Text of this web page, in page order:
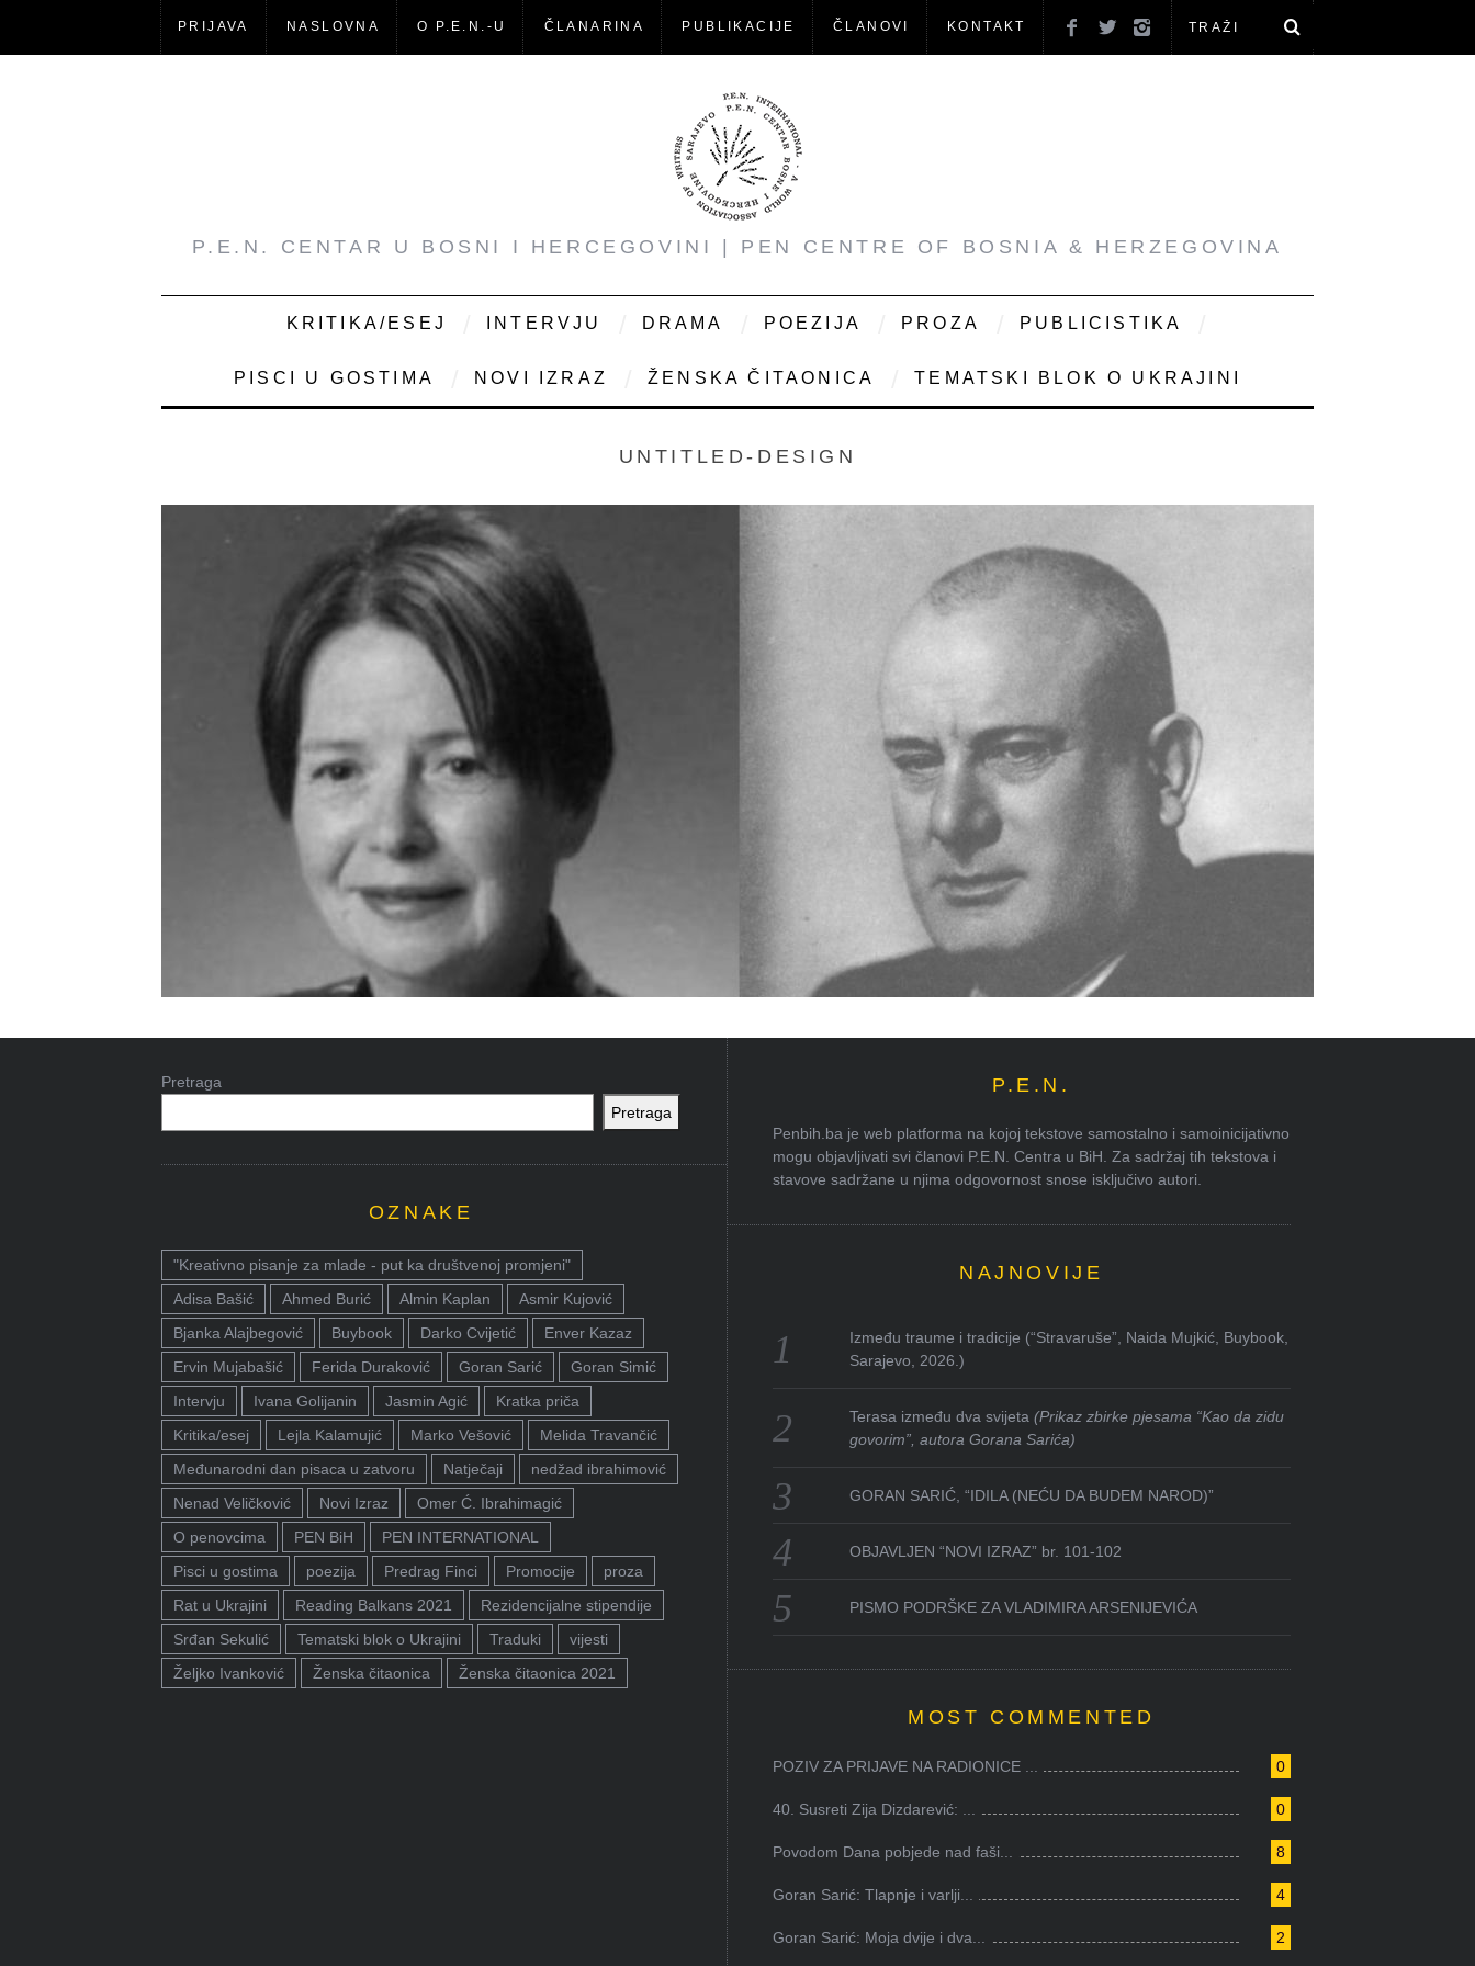
PRIJAVA NASLOVNA O P.E.N.-U ČLANARINA PUBLIKACIJE ČLANOVI KONTAKT
P.E.N. CENTAR U BOSNI I HERCEGOVINI | PEN CENTRE OF BOSNIA & HERZEGOVINA
KRITIKA/ESEJ INTERVJU DRAMA POEZIJA PROZA PUBLICISTIKA
PISCI U GOSTIMA NOVI IZRAZ ŽENSKA ČITAONICA TEMATSKI BLOK O UKRAJINI
UNTITLED-DESIGN
Pretraga
Pretraga
OZNAKE
"Kreativno pisanje za mlade - put ka društvenoj promjeni"
Adisa Bašić
Ahmed Burić Almin Kaplan
Asmir Kujović
Bjanka Alajbegović
Buybook Darko Cvijetić
Enver Kazaz
Ervin Mujabašić
Ferida Duraković Goran Sarić
Goran Simić
Intervju
Ivana Golijanin Jasmin Agić
Kratka priča
Kritika/esej
Lejla Kalamujić Marko Vešović
Melida Travančić
Međunarodni dan pisaca u zatvoru
Natječaji
nedžad ibrahimović
Nenad Veličković
Novi Izraz
Omer Ć. Ibrahimagić
O penovcima
PEN BiH
PEN INTERNATIONAL
Pisci u gostima
poezija Predrag Finci Promocije
proza
Rat u Ukrajini
Reading Balkans 2021
Rezidencijalne stipendije
Srđan Sekulić
Tematski blok o Ukrajini Traduki
vijesti
Željko Ivanković
Ženska čitaonica Ženska čitaonica 2021
P.E.N.
Penbih.ba je web platforma na kojoj tekstove samostalno i samoinicijativno
mogu objavljivati svi članovi P.E.N. Centra u BiH. Za sadržaj tih tekstova i
stavove sadržane u njima odgovornost snose isključivo autori.
NAJNOVIJE
Između traume i tradicije (“Stravaruše”, Naida Mujkić, Buybook,
Sarajevo, 2026.)
Terasa između dva svijeta(Prikaz zbirke pjesama “Kao da zidu
govorim”, autora Gorana Sarića)
GORAN SARIĆ, “IDILA (NEĆU DA BUDEM NAROD)”
OBJAVLJEN “NOVI IZRAZ” br. 101-102
PISMO PODRŠKE ZA VLADIMIRA ARSENIJEVIĆA
MOST COMMENTED
0
POZIV ZA PRIJAVE NA RADIONICE ...
0
40. Susreti Zija Dizdarević: ...
8
Povodom Dana pobjede nad faši...
4
Goran Sarić: Tlapnje i varlji...
2
Goran Sarić: Moja dvije i dva...